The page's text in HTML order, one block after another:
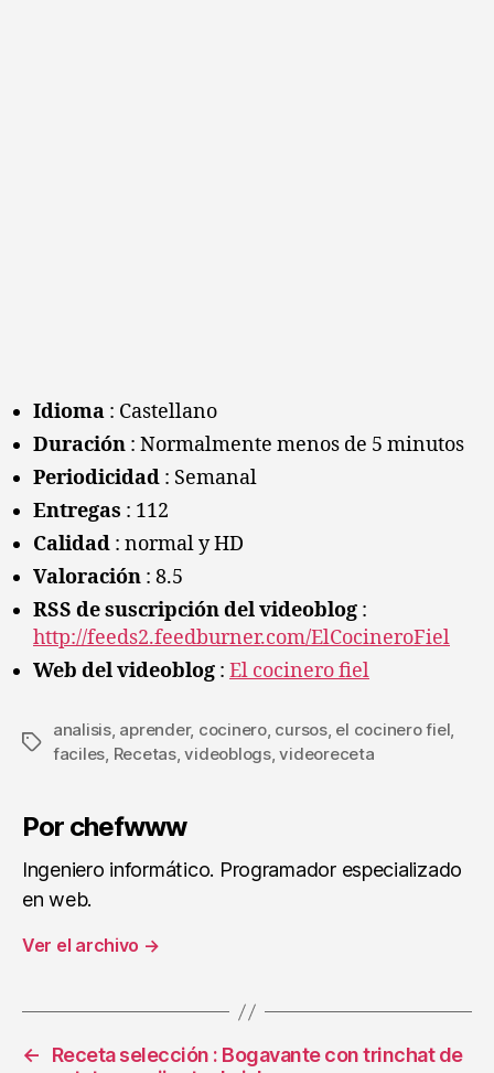
Idioma : Castellano
Duración : Normalmente menos de 5 minutos
Periodicidad : Semanal
Entregas : 112
Calidad : normal y HD
Valoración : 8.5
RSS de suscripción del videoblog :
http://feeds2.feedburner.com/ElCocineroFiel
Web del videoblog : El cocinero fiel
Etiquetas
analisis, aprender, cocinero, cursos, el cocinero fiel,
faciles, Recetas,videoblogs,videoreceta
Por chefwww
Ingeniero informático. Programador especializado
en web.
Ver el archivo →
←
Receta selección : Bogavante con trinchat de